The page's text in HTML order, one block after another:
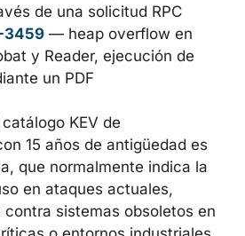
— sobrescritura de un
DirectX/DirectShow
ejecución de código
archivo QuickTime
Service, ejecución de
de una solicitud RPC
3459 — heap overflow en
y Reader, ejecución de
un PDF